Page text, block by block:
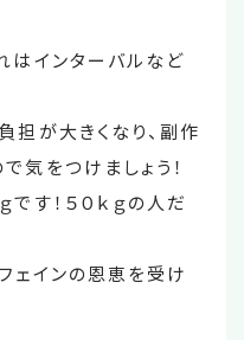
はインターバルなど
担が大きくなり、副作
気をつけましょう！
す！５０ｋｇの人だ
ェインの恩恵を受け